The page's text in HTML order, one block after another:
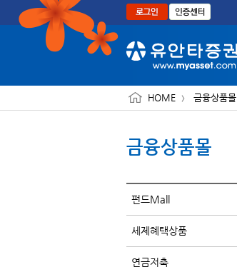
본문으로 바로가기
HOME 금융상품몰
금융상품몰
펀드Mall
세제혜택상품
연금저축